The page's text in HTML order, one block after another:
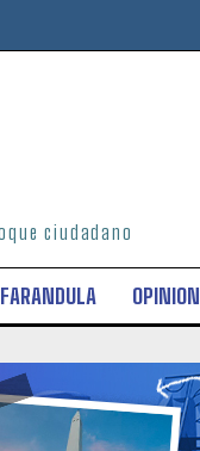
ciudadano
FARANDULA OPINION